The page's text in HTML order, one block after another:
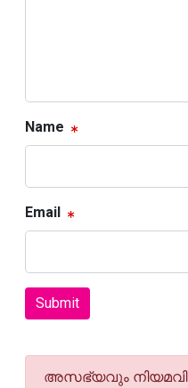
Name
Email
Submit
അസഭ്യവും